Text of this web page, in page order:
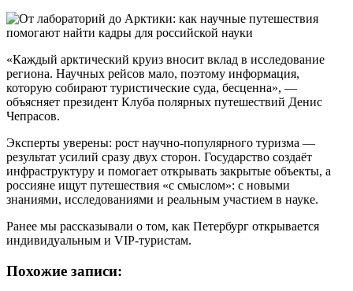
«Каждый арктический круиз вносит вклад в исследование
региона. Научных рейсов мало, поэтому информация,
которую собирают туристические суда, бесценна», —
объясняет президент Клуба полярных путешествий Денис
Чепрасов.
Эксперты уверены: рост научно-популярного туризма —
результат усилий сразу двух сторон. Государство создаёт
инфраструктуру и помогает открывать закрытые объекты, а
россияне ищут путешествия «с смыслом»: с новыми
знаниями, исследованиями и реальным участием в науке.
Ранее мы рассказывали о том, как Петербург открывается
индивидуальным и VIP-туристам.
Похожие записи: